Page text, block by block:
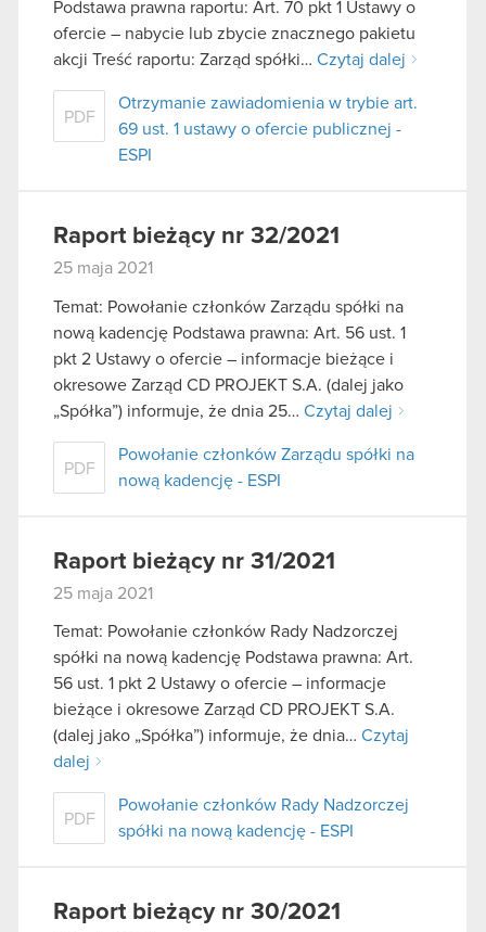
Podstawa prawna raportu: Art. 70 pkt 1 Ustawy o
ofercie – nabycie lub zbycie znacznego pakietu
akcji Treść raportu: Zarząd spółki… Czytaj dalej
PDF
Otrzymanie zawiadomienia w trybie art.
69 ust. 1 ustawy o ofercie publicznej -
ESPI
Raport bieżący nr 32/2021
25 maja 2021
Temat: Powołanie członków Zarządu spółki na
nową kadencję Podstawa prawna: Art. 56 ust. 1
pkt 2 Ustawy o ofercie – informacje bieżące i
okresowe Zarząd CD PROJEKT S.A. (dalej jako
„Spółka”) informuje, że dnia 25… Czytaj dalej
PDF
Powołanie członków Zarządu spółki na
nową kadencję - ESPI
Raport bieżący nr 31/2021
25 maja 2021
Temat: Powołanie członków Rady Nadzorczej
spółki na nową kadencję Podstawa prawna: Art.
56 ust. 1 pkt 2 Ustawy o ofercie – informacje
bieżące i okresowe Zarząd CD PROJEKT S.A.
(dalej jako „Spółka”) informuje, że dnia… Czytaj
dalej
PDF
Powołanie członków Rady Nadzorczej
spółki na nową kadencję - ESPI
Raport bieżący nr 30/2021